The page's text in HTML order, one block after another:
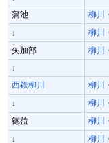
蒲池
柳川
↓
柳川
矢加部
柳川
↓
西鉄柳川
柳川
↓
柳川
徳益
柳川
↓ 柳川